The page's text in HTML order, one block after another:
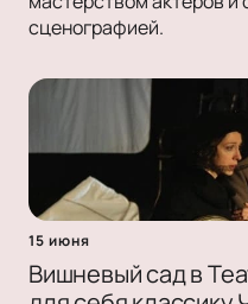
сценографией.
15 июня
Вишневый сад в